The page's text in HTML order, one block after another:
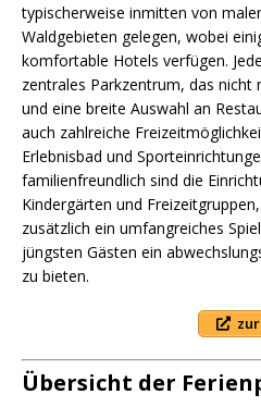
typischerweise inmitten von
Waldgebieten gelegen, wobei
komfortable Hotels verfügen.
zentrales Parkzentrum, das nicht
und eine breite Auswahl an
auch zahlreiche
Erlebnisbad und
familienfreundlich sind die
Kindergärten und
zusätzlich ein umfangreiches
jüngsten Gästen ein
zu bieten.
Übersicht der